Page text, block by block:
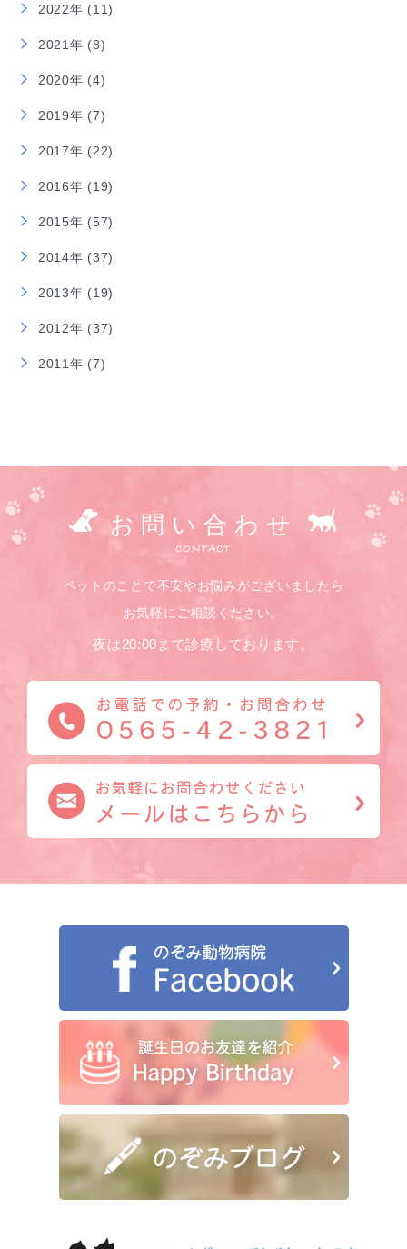
2022年 (11)
2021年 (8)
2020年 (4)
2019年 (7)
2017年 (22)
2016年 (19)
2015年 (57)
2014年 (37)
2013年 (19)
2012年 (37)
2011年 (7)
お問い合わせ
CONTACT
ペットのことで不安やお悩みがございましたら
お気軽にご相談ください。
夜は20:00まで診療しております。